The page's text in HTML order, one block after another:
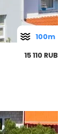
15 110 RUB
100m